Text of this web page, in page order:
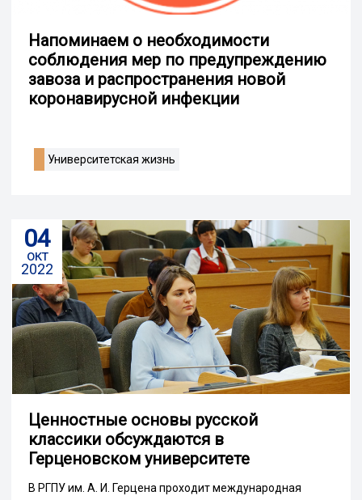
Напоминаем о необходимости
соблюдения мер по предупреждению
завоза и распространения новой
коронавирусной инфекции
Университетская жизнь
04
окт
2022
Ценностные основы русской
классики обсуждаются в
Герценовском университете
В РГПУ им. А. И. Герцена проходит международная